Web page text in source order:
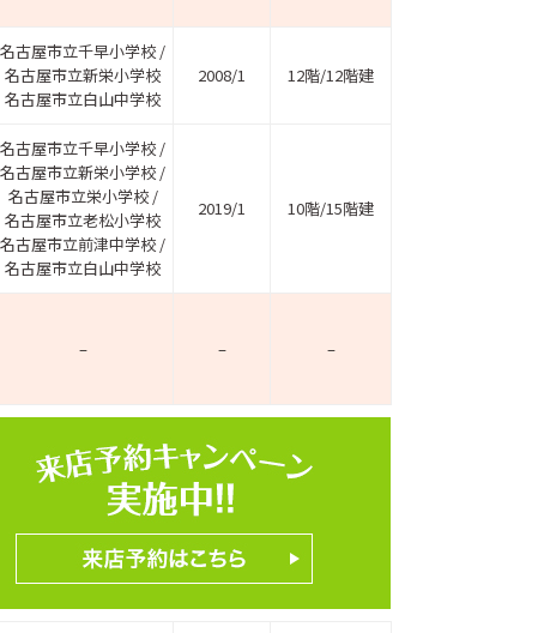
名古屋市立千早小学校 /
名古屋市立新栄小学校
名古屋市立白山中学校
2008/1 12階/12階建
名古屋市立千早小学校 /
名古屋市立新栄小学校 /
名古屋市立栄小学校 /
名古屋市立老松小学校
名古屋市立前津中学校 /
名古屋市立白山中学校
2019/1 10階/15階建
– – –